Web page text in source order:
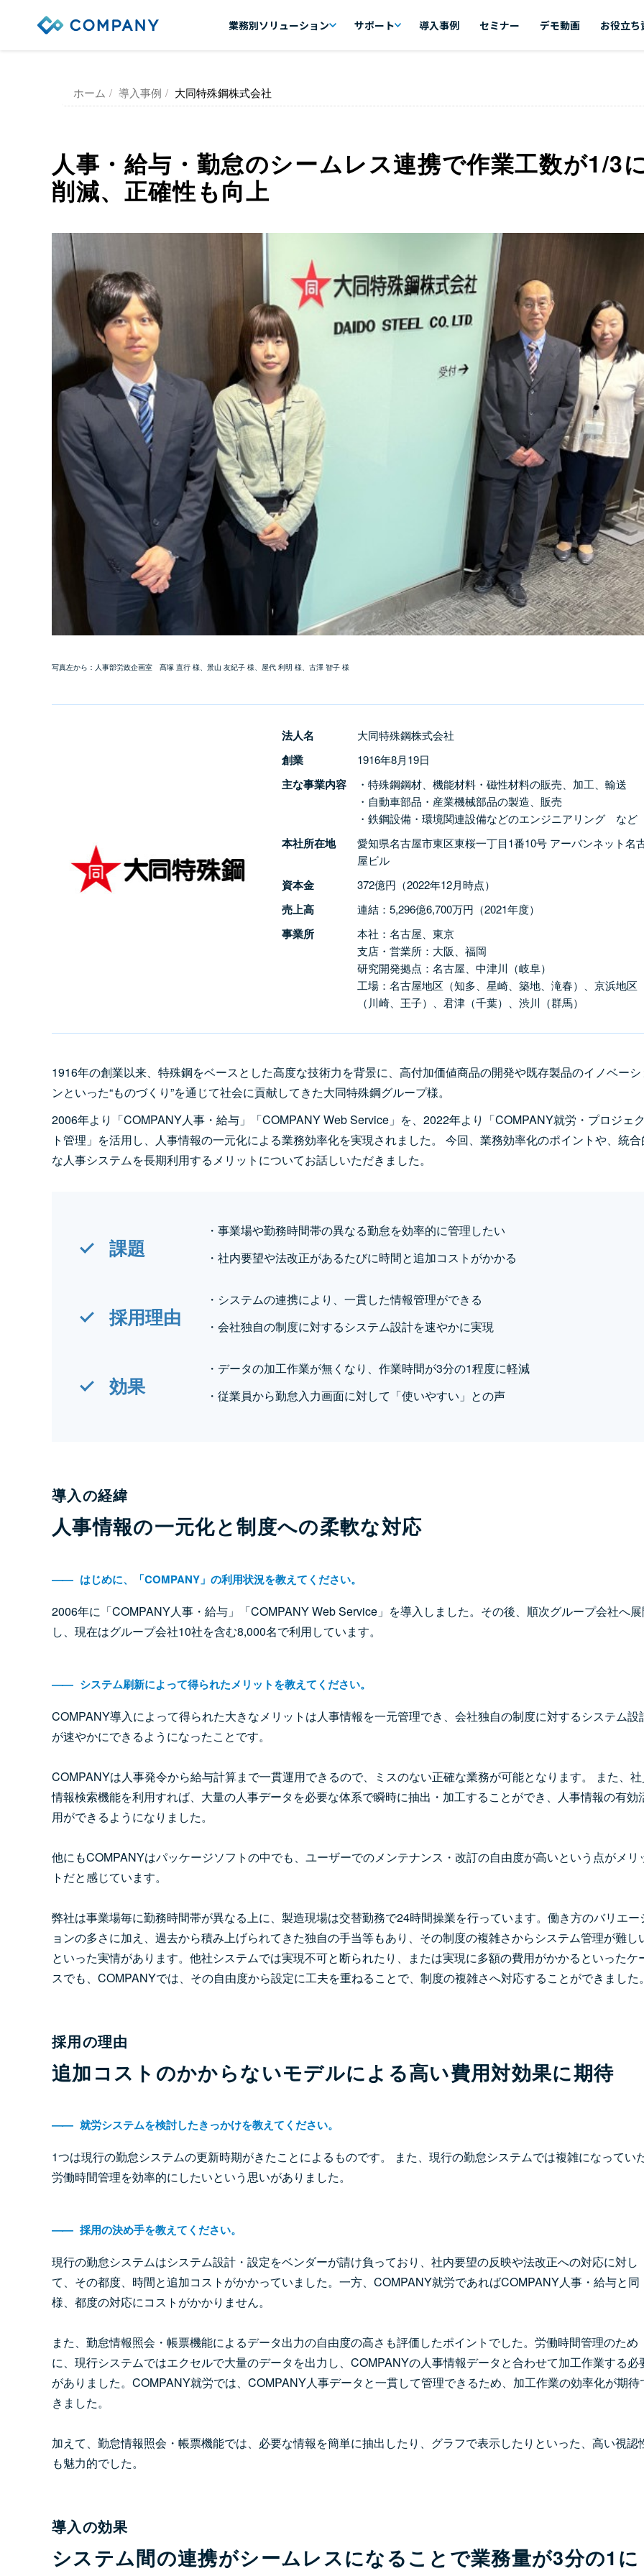
業務別ソリューション サポート 導入事例 セミナー デモ動画 お役立ち
ホーム 導入事例 大同特殊鋼株式会社
人事・給与・勤怠のシームレス連携で作業工数が1/3
削減、正確性も向上
写真左から：人事部労政企画室 髙塚 直行 様、景山 友紀子 様、屋代 利明 様、古澤 智子 様
法人名 大同特殊鋼株式会社
創業 1916年8月19日
主な事業内容
・特殊鋼鋼材、機能材料・磁性材料の販売、加工、輸送
・自動車部品・産業機械部品の製造、販売
・鉄鋼設備・環境関連設備などのエンジニアリング など
本社所在地
愛知県名古屋市東区東桜一丁目1番10号 アーバンネット名
屋ビル
資本金 372億円（2022年12月時点）
売上高 連結：5,296億6,700万円（2021年度）
事業所
本社：名古屋、東京
支店・営業所：大阪、福岡
研究開発拠点：名古屋、中津川（岐阜）
工場：名古屋地区（知多、星崎、築地、滝春）、京浜地区
（川崎、王子）、君津（千葉）、渋川（群馬）
1916年の創業以来、特殊鋼をベースとした高度な技術力を背景に、高付加価値商品の開発や既存製品のイノベーシ
ンといった“ものづくり”を通じて社会に貢献してきた大同特殊鋼グループ様。
2006年より「COMPANY人事・給与」「COMPANY Web Service」を、2022年より「COMPANY就労・プロジェク
ト管理」を活用し、人事情報の一元化による業務効率化を実現されました。 今回、業務効率化のポイントや、統合
な人事システムを長期利用するメリットについてお話しいただきました。
課題
・事業場や勤務時間帯の異なる勤怠を効率的に管理したい
・社内要望や法改正があるたびに時間と追加コストがかかる
採用理由
・システムの連携により、一貫した情報管理ができる
・会社独自の制度に対するシステム設計を速やかに実現
効果
・データの加工作業が無くなり、作業時間が3分の1程度に軽減
・従業員から勤怠入力画面に対して「使いやすい」との声
導入の経緯
人事情報の一元化と制度への柔軟な対応
―― はじめに、「COMPANY」の利用状況を教えてください。
2006年に「COMPANY人事・給与」「COMPANY Web Service」を導入しました。その後、順次グループ会社へ
し、現在はグループ会社10社を含む8,000名で利用しています。
―― システム刷新によって得られたメリットを教えてください。
COMPANY導入によって得られた大きなメリットは人事情報を一元管理でき、会社独自の制度に対するシステム設
が速やかにできるようになったことです。
COMPANYは人事発令から給与計算まで一貫運用できるので、ミスのない正確な業務が可能となります。 また、社
情報検索機能を利用すれば、大量の人事データを必要な体系で瞬時に抽出・加工することができ、人事情報の有効
用ができるようになりました。
他にもCOMPANYはパッケージソフトの中でも、ユーザーでのメンテナンス・改訂の自由度が高いという点がメリ
トだと感じています。
弊社は事業場毎に勤務時間帯が異なる上に、製造現場は交替勤務で24時間操業を行っています。働き方のバリエー
ョンの多さに加え、過去から積み上げられてきた独自の手当等もあり、その制度の複雑さからシステム管理が難し
といった実情があります。他社システムでは実現不可と断られたり、または実現に多額の費用がかかるといったケ
スでも、COMPANYでは、その自由度から設定に工夫を重ねることで、制度の複雑さへ対応することができました。
採用の理由
追加コストのかからないモデルによる高い費用対効果に期待
―― 就労システムを検討したきっかけを教えてください。
1つは現行の勤怠システムの更新時期がきたことによるものです。 また、現行の勤怠システムでは複雑になってい
労働時間管理を効率的にしたいという思いがありました。
―― 採用の決め手を教えてください。
現行の勤怠システムはシステム設計・設定をベンダーが請け負っており、社内要望の反映や法改正への対応に対し
て、その都度、時間と追加コストがかかっていました。一方、COMPANY就労であればCOMPANY人事・給与と同
様、都度の対応にコストがかかりません。
また、勤怠情報照会・帳票機能によるデータ出力の自由度の高さも評価したポイントでした。労働時間管理のため
に、現行システムではエクセルで大量のデータを出力し、COMPANYの人事情報データと合わせて加工作業する必
がありました。COMPANY就労では、COMPANY人事データと一貫して管理できるため、加工作業の効率化が期待
きました。
加えて、勤怠情報照会・帳票機能では、必要な情報を簡単に抽出したり、グラフで表示したりといった、高い視認
も魅力的でした。
導入の効果
システム間の連携がシームレスになることで業務量が3分の1に